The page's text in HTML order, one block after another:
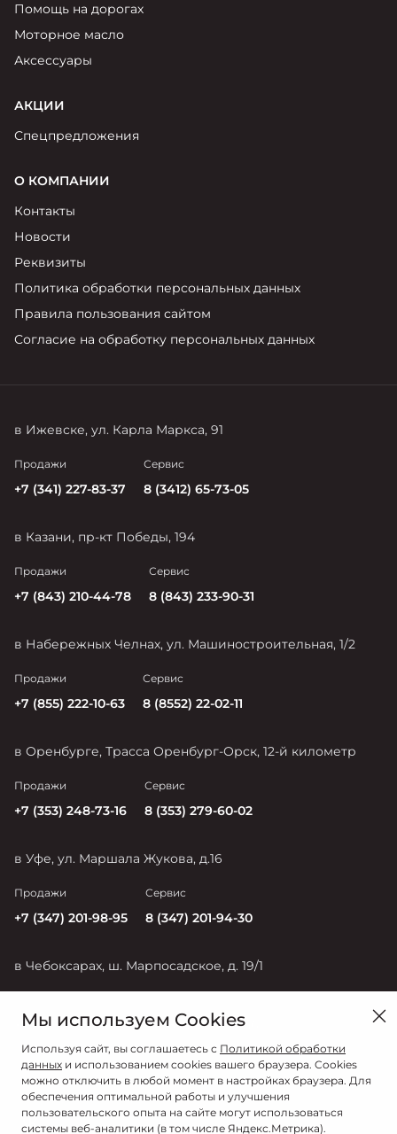
Помощь на дорогах
Моторное масло
Аксессуары
АКЦИИ
Спецпредложения
О КОМПАНИИ
Контакты
Новости
Реквизиты
Политика обработки персональных данных
Правила пользования сайтом
Согласие на обработку персональных данных
в Ижевске, ул. Карла Маркса, 91
Продажи
+7 (341) 227-83-37
Сервис
8 (3412) 65-73-05
в Казани, пр-кт Победы, 194
Продажи
+7 (843) 210-44-78
Сервис
8 (843) 233-90-31
в Набережных Челнах, ул. Машиностроительная, 1/2
Продажи
+7 (855) 222-10-63
Сервис
8 (8552) 22-02-11
в Оренбурге, Трасса Оренбург-Орск, 12-й километр
Продажи
+7 (353) 248-73-16
Сервис
8 (353) 279-60-02
в Уфе, ул. Маршала Жукова, д.16
Продажи
+7 (347) 201-98-95
Сервис
8 (347) 201-94-30
в Чебоксарах, ш. Марпосадское, д. 19/1
+7 (835) 228-54-17 +7 (835) 228-50-56
Мы используем Cookies
Используя сайт, вы соглашаетесь с Политикой обработки
данных и использованием cookies вашего браузера. Cookies
можно отключить в любой момент в настройках браузера. Для
обеспечения оптимальной работы и улучшения
пользовательского опыта на сайте могут использоваться
системы веб-аналитики (в том числе Яндекс.Метрика).